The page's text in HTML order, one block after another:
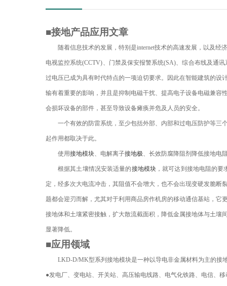
■接地产品应用文章
随着信息技术的发展，特别是internet技术的高速发展，以及经
电视监控系统(CCTV)、门禁及保安报警系统(SA)、综合布线及通讯
过电压已成为具有时代特点的一项迫切要求。因此在智能建筑的
输有着重要的影响，并且是抑制电磁干扰、提高电子设备电磁兼
会损坏设备的部件，甚至导致设备瘫痪并危及人员的安全。
一个有效的防雷系统，至少包括外部、内部和过电压防护等三
起作用都取决于此。
使用接地模块、电解离子接地极、长效防腐降阻剂降低接地电
根据其土壤情况安装适量的接地模块 ，就可达到接地电阻的要
定 ， 经多次大电流冲击 ，其阻值不会增大， 也不会出现变硬发脆断
题都会迎刃而解，尤其对于利用商品房作机房的移动通信基站，
接地体和土壤紧密接触，扩大散流截面积，降低金属接地体与土
显著降低。
■应用领域
LKD-D/MK型系列接地模块是一种以导电非金属材料为主的接
●发电厂、变电站、开关站、高压输电线路、电气化铁路、电信、